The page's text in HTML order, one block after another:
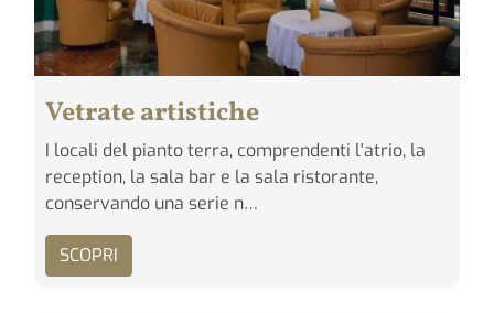
Vetrate artistiche
I locali del pianto terra, comprendenti l'atrio, la
reception, la sala bar e la sala ristorante,
conservando una serie n…
SCOPRI